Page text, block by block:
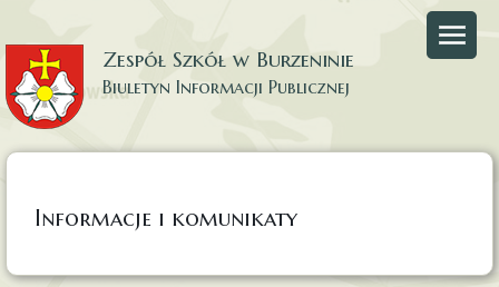
Zespół Szkół w Burzeninie
Biuletyn Informacji Publicznej
Informacje i komunikaty